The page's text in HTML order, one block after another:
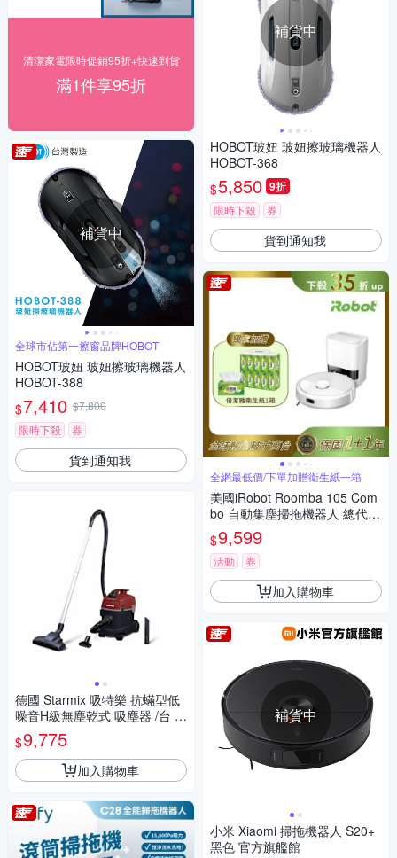
清潔家電限時促銷95折+快速到貨
滿1件享95折
補貨中
全球市佔第一擦窗品牌HOBOT
HOBOT玻妞 玻妞擦玻璃機器人
HOBOT-388
$7,410 $7,800
限時下殺
券
貨到通知我
德國 Starmix 吸特樂 抗蟎型低
噪音H級無塵乾式 吸塵器 /台 T
SC-1214 HEPA
$9,775
加入購物車
補貨中
HOBOT玻妞 玻妞擦玻璃機器人
HOBOT-368
$5,850 9折
限時下殺 券
貨到通知我
全網最低價/下單加贈衛生紙一箱
美國iRobot Roomba 105 Com
bo 自動集塵掃拖機器人 總代理
保固1+1年
$9,599
活動 券
加入購物車
補貨中
小米 Xiaomi 掃拖機器人 S20+
黑色 官方旗艦館